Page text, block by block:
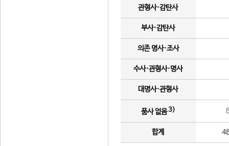
관형사·감탄사
부사·감탄사
의존 명사·조사
수사·관형사·명사
대명사·관형사
품사 없음3)
합계